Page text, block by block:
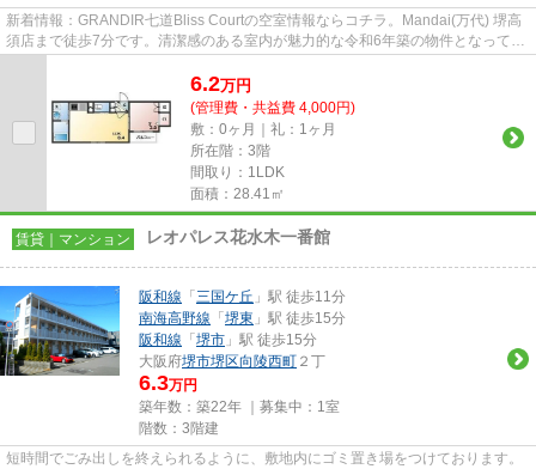
新着情報：GRANDIR七道Bliss Courtの空室情報ならコチラ。Mandai(万代) 堺高
須店まで徒歩7分です。清潔感のある室内が魅力的な令和6年築の物件となってお
6.2万円
(管理費・共益費 4,000円)
敷：0ヶ月｜礼：1ヶ月
所在階：3階
間取り：1LDK
面積：28.41㎡
賃貸｜マンション レオパレス花水木一番館
阪和線 「 三国ケ丘 」駅 徒歩11分
南海高野線 「 堺東 」駅 徒歩15分
阪和線 「 堺市 」駅 徒歩15分
大阪府堺市堺区向陵西町 ２丁
6.3万円
築年数：築22年 ｜募集中： 1室
階数：3階建
短時間でごみ出しを終えられるように、敷地内にゴミ置き場をつけております。